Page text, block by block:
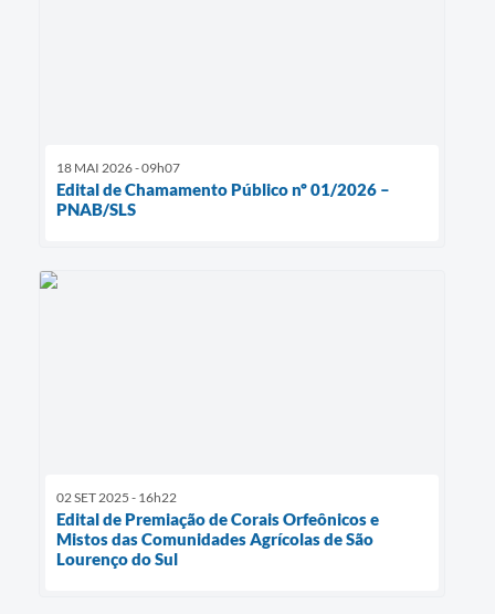
18 MAI 2026 - 09h07
Edital de Chamamento Público nº 01/2026 –
PNAB/SLS
02 SET 2025 - 16h22
Edital de Premiação de Corais Orfeônicos e
Mistos das Comunidades Agrícolas de São
Lourenço do Sul